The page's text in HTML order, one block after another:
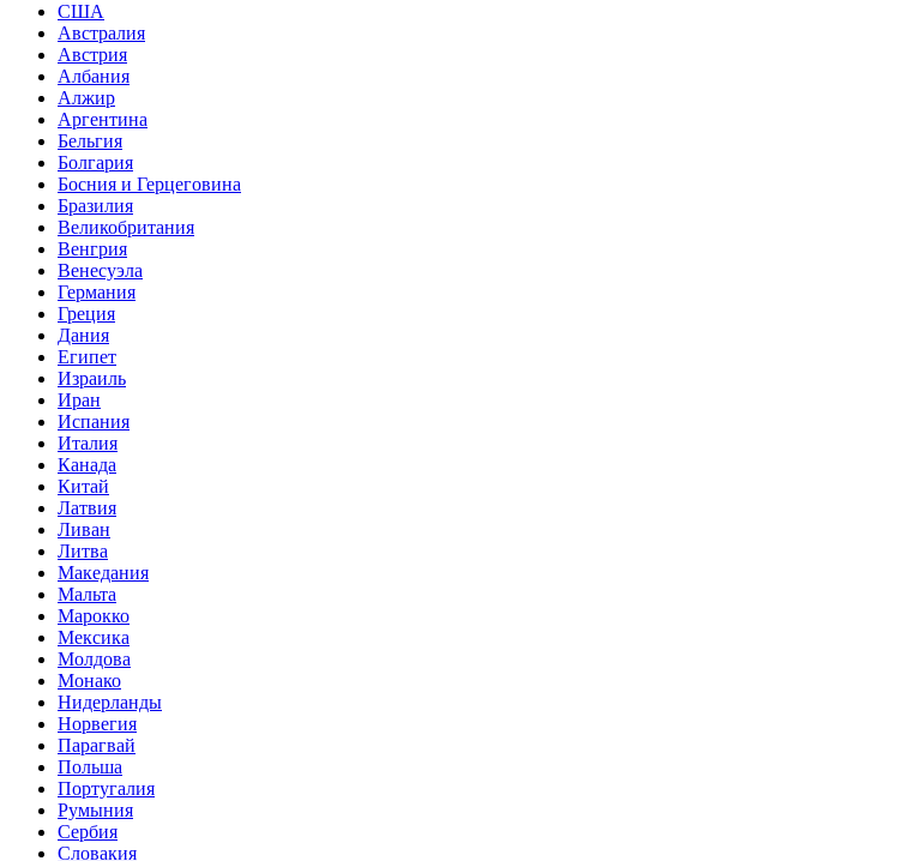
США
Австралия
Австрия
Албания
Алжир
Аргентина
Бельгия
Болгария
Босния и Герцеговина
Бразилия
Великобритания
Венгрия
Венесуэла
Германия
Греция
Дания
Египет
Израиль
Иран
Испания
Италия
Канада
Китай
Латвия
Ливан
Литва
Македания
Мальта
Марокко
Мексика
Молдова
Монако
Нидерланды
Норвегия
Парагвай
Польша
Португалия
Румыния
Сербия
Словакия